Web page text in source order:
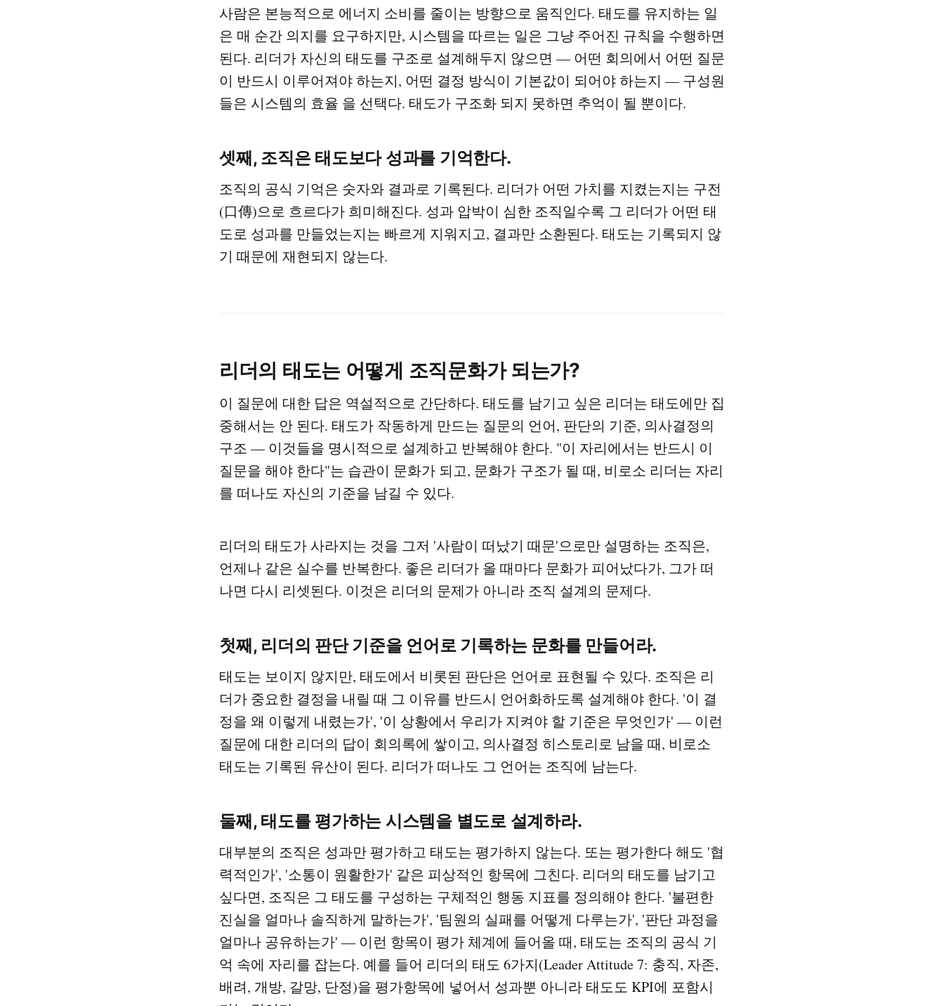
사람은 본능적으로 에너지 소비를 줄이는 방향으로 움직인다. 태도를 유지하는 일
은 매 순간 의지를 요구하지만, 시스템을 따르는 일은 그냥 주어진 규칙을 수행하면
된다. 리더가 자신의 태도를 구조로 설계해두지 않으면 — 어떤 회의에서 어떤 질문
이 반드시 이루어져야 하는지, 어떤 결정 방식이 기본값이 되어야 하는지 — 구성원
들은 시스템의 효율 을 선택다. 태도가 구조화 되지 못하면 추억이 될 뿐이다.
셋째, 조직은 태도보다 성과를 기억한다.
조직의 공식 기억은 숫자와 결과로 기록된다. 리더가 어떤 가치를 지켰는지는 구전
(口傳)으로 흐르다가 희미해진다. 성과 압박이 심한 조직일수록 그 리더가 어떤 태
도로 성과를 만들었는지는 빠르게 지워지고, 결과만 소환된다. 태도는 기록되지 않
기 때문에 재현되지 않는다.
리더의 태도는 어떻게 조직문화가 되는가?
이 질문에 대한 답은 역설적으로 간단하다. 태도를 남기고 싶은 리더는 태도에만 집
중해서는 안 된다. 태도가 작동하게 만드는 질문의 언어, 판단의 기준, 의사결정의
구조 — 이것들을 명시적으로 설계하고 반복해야 한다. "이 자리에서는 반드시 이
질문을 해야 한다"는 습관이 문화가 되고, 문화가 구조가 될 때, 비로소 리더는 자리
를 떠나도 자신의 기준을 남길 수 있다.
리더의 태도가 사라지는 것을 그저 '사람이 떠났기 때문'으로만 설명하는 조직은,
언제나 같은 실수를 반복한다. 좋은 리더가 올 때마다 문화가 피어났다가, 그가 떠
나면 다시 리셋된다. 이것은 리더의 문제가 아니라 조직 설계의 문제다.
첫째, 리더의 판단 기준을 언어로 기록하는 문화를 만들어라.
태도는 보이지 않지만, 태도에서 비롯된 판단은 언어로 표현될 수 있다. 조직은 리
더가 중요한 결정을 내릴 때 그 이유를 반드시 언어화하도록 설계해야 한다. '이 결
정을 왜 이렇게 내렸는가', '이 상황에서 우리가 지켜야 할 기준은 무엇인가' — 이런
질문에 대한 리더의 답이 회의록에 쌓이고, 의사결정 히스토리로 남을 때, 비로소
태도는 기록된 유산이 된다. 리더가 떠나도 그 언어는 조직에 남는다.
둘째, 태도를 평가하는 시스템을 별도로 설계하라.
대부분의 조직은 성과만 평가하고 태도는 평가하지 않는다. 또는 평가한다 해도 '협
력적인가', '소통이 원활한가' 같은 피상적인 항목에 그친다. 리더의 태도를 남기고
싶다면, 조직은 그 태도를 구성하는 구체적인 행동 지표를 정의해야 한다. '불편한
진실을 얼마나 솔직하게 말하는가', '팀원의 실패를 어떻게 다루는가', '판단 과정을
얼마나 공유하는가' — 이런 항목이 평가 체계에 들어올 때, 태도는 조직의 공식 기
억 속에 자리를 잡는다. 예를 들어 리더의 태도 6가지(Leader Attitude 7: 충직, 자존,
배려, 개방, 갈망, 단정)을 평가항목에 넣어서 성과뿐 아니라 태도도 KPI에 포함시